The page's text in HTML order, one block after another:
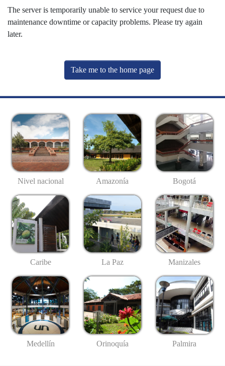
The server is temporarily unable to service your request due to
maintenance downtime or capacity problems. Please try again
later.
Take me to the home page
Nivel nacional Amazonía Bogotá
Caribe La Paz Manizales
Medellín Orinoquía Palmira